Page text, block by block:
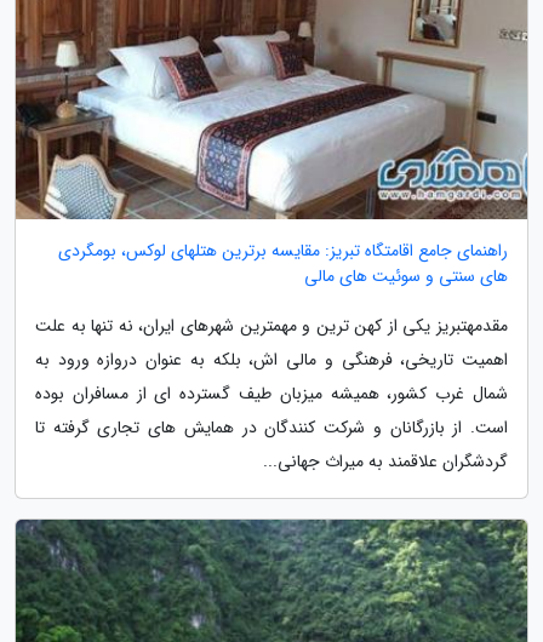
راهنمای جامع اقامتگاه تبریز: مقایسه برترین هتلهای لوکس، بومگردی
های سنتی و سوئیت های مالی
مقدمهتبریز یکی از کهن ترین و مهمترین شهرهای ایران، نه تنها به علت
اهمیت تاریخی، فرهنگی و مالی اش، بلکه به عنوان دروازه ورود به
شمال غرب کشور، همیشه میزبان طیف گسترده ای از مسافران بوده
است. از بازرگانان و شرکت کنندگان در همایش های تجاری گرفته تا
گردشگران علاقمند به میراث جهانی...